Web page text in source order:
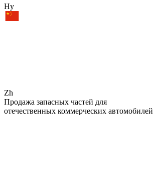
Hy
Zh
Продажа запасных частей для
отечественных коммерческих автомобилей